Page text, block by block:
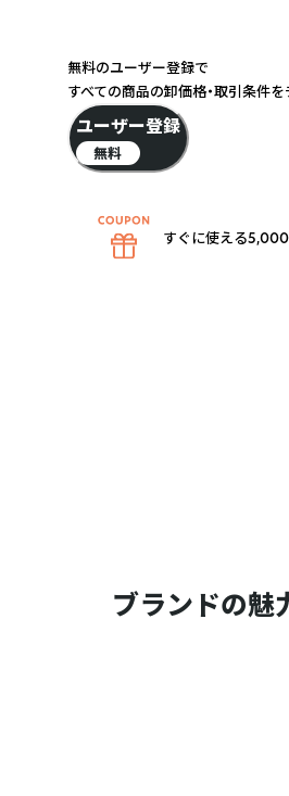
ブランドの魅
無料のユーザー登録で
すべての商品の卸価格・取引条件を
ユーザー登録
無料
すぐに使える5,000